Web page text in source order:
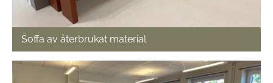
Soffa av återbrukat material